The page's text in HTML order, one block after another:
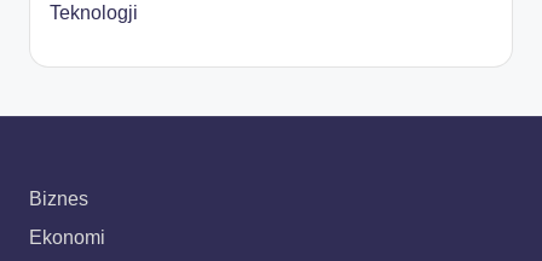
Teknologji
Biznes
Ekonomi